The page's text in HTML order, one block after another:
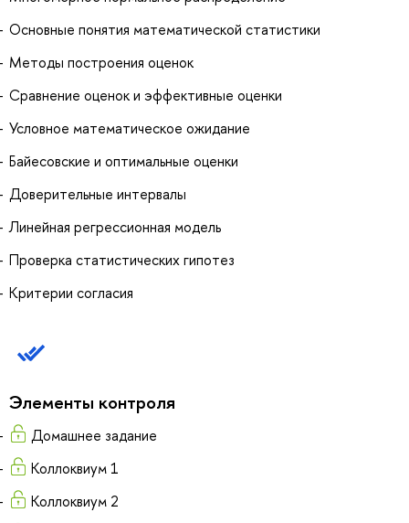
Основные понятия математической статистики
Методы построения оценок
Сравнение оценок и эффективные оценки
Условное математическое ожидание
Байесовские и оптимальные оценки
Доверительные интервалы
Линейная регрессионная модель
Проверка статистических гипотез
Критерии согласия
Элементы контроля
Домашнее задание
Коллоквиум 1
Коллоквиум 2